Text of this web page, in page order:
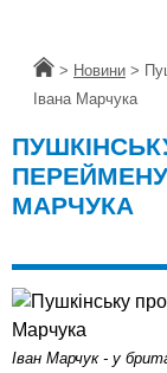
Головна
> Новини >
Івана Марчука
МАРЧУКА
Іван Марчук - у